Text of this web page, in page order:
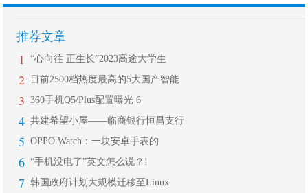
推荐文章
1 “心向往 正生长”2023高途大学生
2 目前2500档热度最高的5大国产智能
3 360手机Q5/Plus配置曝光 6
4 共建希望小屋——临商银行恒昌支行
5 OPPO Watch：一块安卓手表的
6 “手机没电了”英文怎么说？!
7 韩国政府计划大规模迁移至Linux